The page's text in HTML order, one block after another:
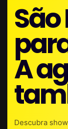
A
Descubra